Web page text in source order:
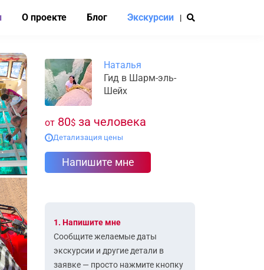
О проекте Блог Экскурсии |
Наталья
Гид в Шарм-эль-
Шейх
от 80$ за человека
i Детализация цены
Напишите мне
1. Напишите мне
Сообщите желаемые даты
экскурсии и другие детали в
заявке — просто нажмите кнопку